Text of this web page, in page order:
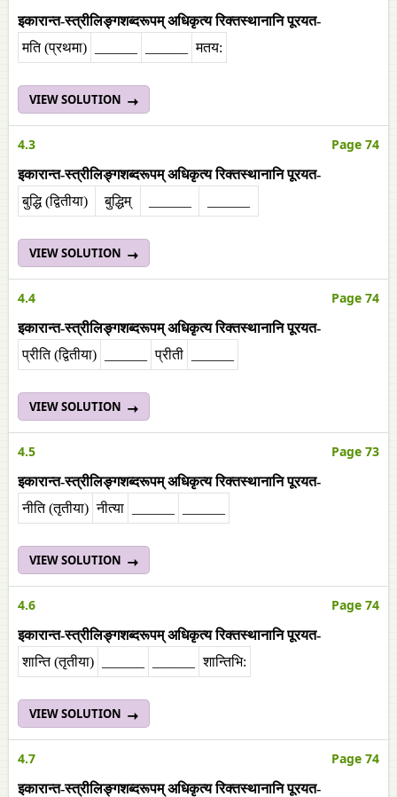
इकारान्त-स्त्रीलिङ्गशब्दरूपम् अधिकृत्य रिक्तस्थानानि पूरयत-
मति (प्रथमा)
मतय:
VIEW SOLUTION
4.3 Page 74
इकारान्त-स्त्रीलिङ्गशब्दरूपम् अधिकृत्य रिक्तस्थानानि पूरयत-
बुद्धि (द्वितीया)
बुद्धिम्
VIEW SOLUTION
4.4 Page 74
इकारान्त-स्त्रीलिङ्गशब्दरूपम् अधिकृत्य रिक्तस्थानानि पूरयत-
प्रीति (द्वितीया)
प्रीती
VIEW SOLUTION
4.5 Page 73
इकारान्त-स्त्रीलिङ्गशब्दरूपम् अधिकृत्य रिक्तस्थानानि पूरयत-
नीति (तृतीया) नीत्या
VIEW SOLUTION
4.6 Page 74
इकारान्त-स्त्रीलिङ्गशब्दरूपम् अधिकृत्य रिक्तस्थानानि पूरयत-
शान्ति (तृतीया)
शान्तिभि:
VIEW SOLUTION
4.7 Page 74
इकारान्त-स्त्रीलिङ्गशब्दरूपम् अधिकृत्य रिक्तस्थानानि पूरयत-